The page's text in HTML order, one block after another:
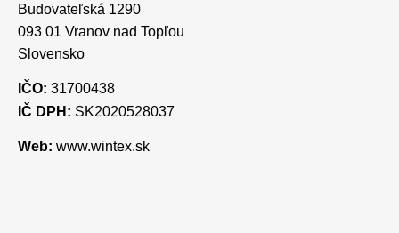
Budovateľská 1290
093 01 Vranov nad Topľou
Slovensko
IČO: 31700438
IČ DPH: SK2020528037
Web: www.wintex.sk